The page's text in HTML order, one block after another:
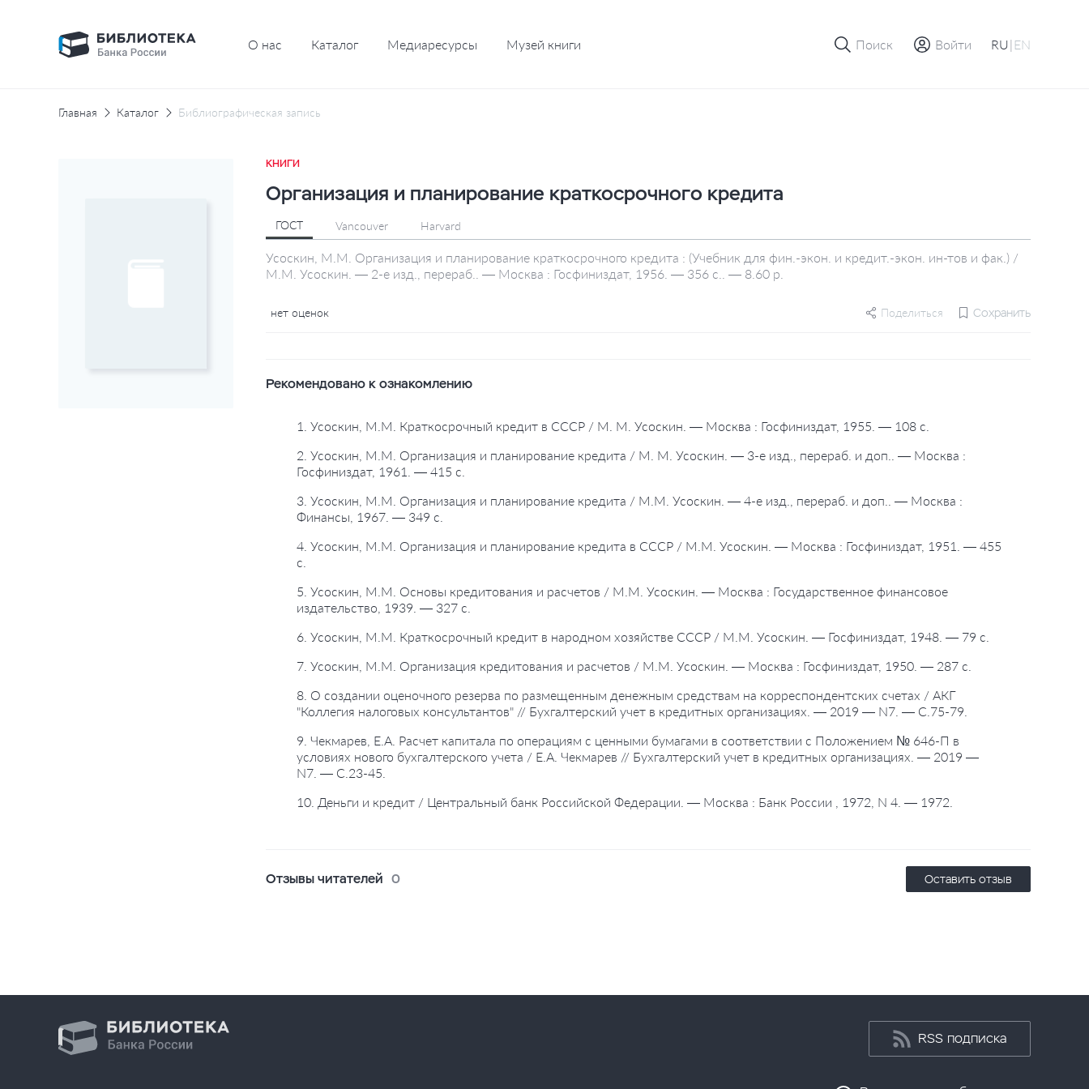
О нас Каталог Медиаресурсы Музей книги Поиск Войти RU| EN
Главная Каталог Библиографическая запись
КНИГИ
Организация и планирование краткосрочного кредита
ГОСТ Vancouver Harvard
Усоскин, М.М. Организация и планирование краткосрочного кредита : (Учебник для фин.-экон. и кредит.-экон. ин-тов и фак.) /
М.М. Усоскин. — 2-е изд., перераб.. — Москва : Госфиниздат, 1956. — 356 с.. — 8.60 р.
нет оценок Поделиться Сохранить
Рекомендовано к ознакомлению
1. Усоскин, М.М. Краткосрочный кредит в СССР / М. М. Усоскин. — Москва : Госфиниздат, 1955. — 108 с.
2. Усоскин, М.М. Организация и планирование кредита / М. М. Усоскин. — 3-е изд., перераб. и доп.. — Москва :
Госфиниздат, 1961. — 415 с.
3. Усоскин, М.М. Организация и планирование кредита / М.М. Усоскин. — 4-е изд., перераб. и доп.. — Москва :
Финансы, 1967. — 349 с.
4. Усоскин, М.М. Организация и планирование кредита в СССР / М.М. Усоскин. — Москва : Госфиниздат, 1951. — 455
с.
5. Усоскин, М.М. Основы кредитования и расчетов / М.М. Усоскин. — Москва : Государственное финансовое
издательство, 1939. — 327 с.
6. Усоскин, М.М. Краткосрочный кредит в народном хозяйстве СССР / М.М. Усоскин. — Госфиниздат, 1948. — 79 с.
7. Усоскин, М.М. Организация кредитования и расчетов / М.М. Усоскин. — Москва : Госфиниздат, 1950. — 287 с.
8. О создании оценочного резерва по размещенным денежным средствам на корреспондентских счетах / АКГ
"Коллегия налоговых консультантов" // Бухгалтерский учет в кредитных организациях. — 2019 — N7. — С.75-79.
9. Чекмарев, Е.А. Расчет капитала по операциям с ценными бумагами в соответствии с Положением № 646-П в
условиях нового бухгалтерского учета / Е.А. Чекмарев // Бухгалтерский учет в кредитных организациях. — 2019 —
N7. — С.23-45.
10. Деньги и кредит / Центральный банк Российской Федерации. — Москва : Банк России , 1972, N 4. — 1972.
Отзывы читателей 0 Оставить отзыв
RSS подписка